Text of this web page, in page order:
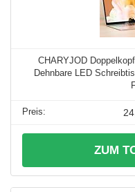
CHARYJOD
Dehnbare LED
ZUM